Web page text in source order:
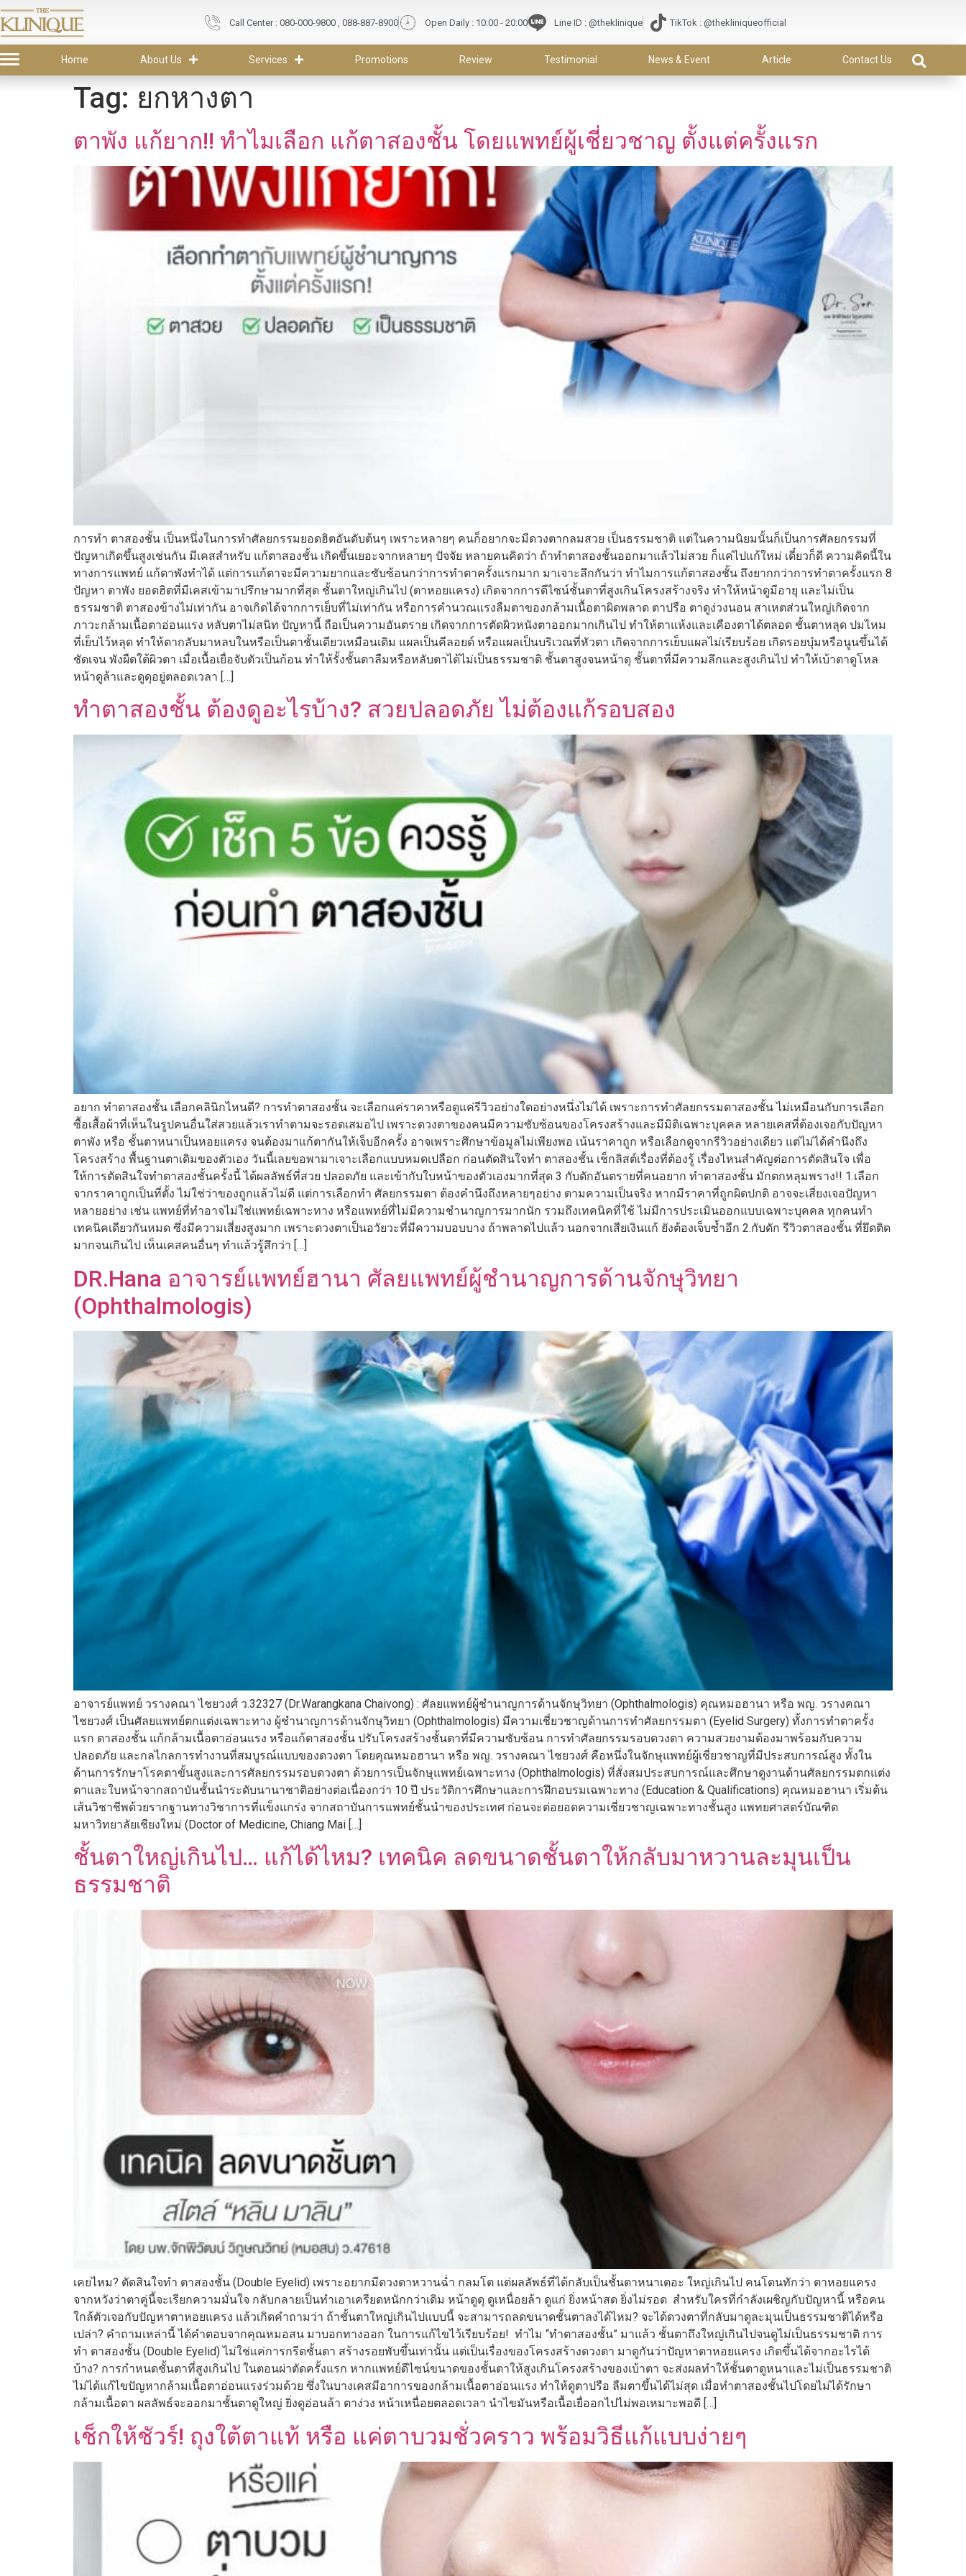
Call Center : 080-000-9800 , 088-887-8900 Open Daily : 10:00 - 20:00 Line ID : @theklinique TikTok : @thekliniqueofficial
Home About Us Services Promotions Review Testimonial News & Event Article Contact Us
Tag: ยกหางตา
ตาพัง แก้ยาก!! ทำไมเลือก แก้ตาสองชั้น โดยแพทย์ผู้เชี่ยวชาญ ตั้งแต่ครั้งแรก
การทำ ตาสองชั้น เป็นหนึ่งในการทำศัลยกรรมยอดฮิตอันดับต้นๆ เพราะหลายๆ คนก็อยากจะมีดวงตากลมสวย เป็นธรรมชาติ แต่ในความนิยมนั้นก็เป็นการศัลยกรรมที่
ปัญหาเกิดขึ้นสูงเช่นกัน มีเคสสำหรับ แก้ตาสองชั้น เกิดขึ้นเยอะจากหลายๆ ปัจจัย หลายคนคิดว่า ถ้าทำตาสองชั้นออกมาแล้วไม่สวย ก็แค่ไปแก้ใหม่ เดี๋ยวก็ดี ความคิดนี้ใน
ทางการแพทย์ แก้ตาพังทำได้ แต่การแก้ตาจะมีความยากและซับซ้อนกว่าการทำตาครั้งแรกมาก มาเจาะลึกกันว่า ทำไมการแก้ตาสองชั้น ถึงยากกว่าการทำตาครั้งแรก 8
ปัญหา ตาพัง ยอดฮิตที่มีเคสเข้ามาปรึกษามากที่สุด ชั้นตาใหญ่เกินไป (ตาหอยแครง) เกิดจากการดีไซน์ชั้นตาที่สูงเกินโครงสร้างจริง ทำให้หน้าดูมีอายุ และไม่เป็น
ธรรมชาติ ตาสองข้างไม่เท่ากัน อาจเกิดได้จากการเย็บที่ไม่เท่ากัน หรือการคำนวณแรงลืมตาของกล้ามเนื้อตาผิดพลาด ตาปรือ ตาดูง่วงนอน สาเหตส่วนใหญ่เกิดจาก
ภาวะกล้ามเนื้อตาอ่อนแรง หลับตาไม่สนิท ปัญหานี้ ถือเป็นความอันตราย เกิดจากการตัดผิวหนังตาออกมากเกินไป ทำให้ตาแห้งและเคืองตาได้ตลอด ชั้นตาหลุด ปมไหม
ที่เย็บไว้หลุด ทำให้ตากลับมาหลบในหรือเป็นตาชั้นเดียวเหมือนเดิม แผลเป็นคีลอยด์ หรือแผลเป็นบริเวณที่หัวตา เกิดจากการเย็บแผลไม่เรียบร้อย เกิดรอยบุ๋มหรือนูนขึ้นได้
ชัดเจน พังผืดใต้ผิวตา เมื่อเนื้อเยื่อจับตัวเป็นก้อน ทำให้รั้งชั้นตาลืมหรือหลับตาได้ไม่เป็นธรรมชาติ ชั้นตาสูงจนหน้าดุ ชั้นตาที่มีความลึกและสูงเกินไป ทำให้เบ้าตาดูโหล
หน้าดูล้าและดูดุอยู่ตลอดเวลา […]
ทำตาสองชั้น ต้องดูอะไรบ้าง? สวยปลอดภัย ไม่ต้องแก้รอบสอง
อยาก ทำตาสองชั้น เลือกคลินิกไหนดี? การทำตาสองชั้น จะเลือกแค่ราคาหรือดูแค่รีวิวอย่างใดอย่างหนึ่งไม่ได้ เพราะการทำศัลยกรรมตาสองชั้น ไม่เหมือนกับการเลือก
ซื้อเสื้อผ้าที่เห็นในรูปคนอื่นใส่สวยแล้วเราทำตามจะรอดเสมอไป เพราะดวงตาของคนมีความซับซ้อนของโครงสร้างและมีมิติเฉพาะบุคคล หลายเคสที่ต้องเจอกับปัญหา
ตาพัง หรือ ชั้นตาหนาเป็นหอยแครง จนต้องมาแก้ตากันให้เจ็บอีกครั้ง อาจเพราะศึกษาข้อมูลไม่เพียงพอ เน้นราคาถูก หรือเลือกดูจากรีวิวอย่างเดียว แต่ไม่ได้คำนึงถึง
โครงสร้าง พื้นฐานตาเดิมของตัวเอง วันนี้เลยขอพามาเจาะเลือกแบบหมดเปลือก ก่อนตัดสินใจทำ ตาสองชั้น เช็กลิสต์เรื่องที่ต้องรู้ เรื่องไหนสำคัญต่อการตัดสินใจ เพื่อ
ให้การตัดสินใจทำตาสองชั้นครั้งนี้ ได้ผลลัพธ์ที่สวย ปลอดภัย และเข้ากับใบหน้าของตัวเองมากที่สุด 3 กับดักอันตรายที่คนอยาก ทำตาสองชั้น มักตกหลุมพราง!! 1.เลือก
จากราคาถูกเป็นที่ตั้ง ไม่ใช่ว่าของถูกแล้วไม่ดี แต่การเลือกทำ ศัลยกรรมตา ต้องคำนึงถึงหลายๆอย่าง ตามความเป็นจริง หากมีราคาที่ถูกผิดปกติ อาจจะเสี่ยงเจอปัญหา
หลายอย่าง เช่น แพทย์ที่ทำอาจไม่ใช่แพทย์เฉพาะทาง หรือแพทย์ที่ไม่มีความชำนาญการมากนัก รวมถึงเทคนิคที่ใช้ ไม่มีการประเมินออกแบบเฉพาะบุคคล ทุกคนทำ
เทคนิคเดียวกันหมด ซึ่งมีความเสี่ยงสูงมาก เพราะดวงตาเป็นอวัยวะที่มีความบอบบาง ถ้าพลาดไปแล้ว นอกจากเสียเงินแก้ ยังต้องเจ็บซ้ำอีก 2.กับดัก รีวิวตาสองชั้น ที่ยึดติด
มากจนเกินไป เห็นเคสคนอื่นๆ ทำแล้วรู้สึกว่า […]
DR.Hana อาจารย์แพทย์ฮานา ศัลยแพทย์ผู้ชำนาญการด้านจักษุวิทยา
(Ophthalmologis)
อาจารย์แพทย์ วรางคณา ไชยวงศ์ ว.32327 (Dr.Warangkana Chaivong) : ศัลยแพทย์ผู้ชำนาญการด้านจักษุวิทยา (Ophthalmologis) คุณหมอฮานา หรือ พญ. วรางคณา
ไชยวงศ์ เป็นศัลยแพทย์ตกแต่งเฉพาะทาง ผู้ชำนาญการด้านจักษุวิทยา (Ophthalmologis) มีความเชี่ยวชาญด้านการทำศัลยกรรมตา (Eyelid Surgery) ทั้งการทำตาครั้ง
แรก ตาสองชั้น แก้กล้ามเนื้อตาอ่อนแรง หรือแก้ตาสองชั้น ปรับโครงสร้างชั้นตาที่มีความซับซ้อน การทำศัลยกรรมรอบดวงตา ความสวยงามต้องมาพร้อมกับความ
ปลอดภัย และกลไกลการทำงานที่สมบูรณ์แบบของดวงตา โดยคุณหมอฮานา หรือ พญ. วรางคณา ไชยวงศ์ คือหนึ่งในจักษุแพทย์ผู้เชี่ยวชาญที่มีประสบการณ์สูง ทั้งใน
ด้านการรักษาโรคตาขั้นสูงและการศัลยกรรมรอบดวงตา ด้วยการเป็นจักษุแพทย์เฉพาะทาง (Ophthalmologis) ที่สั่งสมประสบการณ์และศึกษาดูงานด้านศัลยกรรมตกแต่ง
ตาและใบหน้าจากสถาบันชั้นนำระดับนานาชาติอย่างต่อเนื่องกว่า 10 ปี ประวัติการศึกษาและการฝึกอบรมเฉพาะทาง (Education & Qualifications) คุณหมอฮานา เริ่มต้น
เส้นวิชาชีพด้วยรากฐานทางวิชาการที่แข็งแกร่ง จากสถาบันการแพทย์ชั้นนำของประเทศ ก่อนจะต่อยอดความเชี่ยวชาญเฉพาะทางชั้นสูง แพทยศาสตร์บัณฑิต
มหาวิทยาลัยเชียงใหม่ (Doctor of Medicine, Chiang Mai […]
ชั้นตาใหญ่เกินไป… แก้ได้ไหม? เทคนิค ลดขนาดชั้นตาให้กลับมาหวานละมุนเป็น
ธรรมชาติ
เคยไหม? ตัดสินใจทำ ตาสองชั้น (Double Eyelid) เพราะอยากมีดวงตาหวานฉ่ำ กลมโต แต่ผลลัพธ์ที่ได้กลับเป็นชั้นตาหนาเตอะ ใหญ่เกินไป คนโดนทักว่า ตาหอยแครง
จากหวังว่าตาคู่นี้จะเรียกความมั่นใจ กลับกลายเป็นทำเอาเครียดหนักกว่าเดิม หน้าดูดุ ดูเหนื่อยล้า ดูแก่ ยิ่งหน้าสด ยิ่งไม่รอด สำหรับใครที่กำลังเผชิญกับปัญหานี้ หรือคน
ใกล้ตัวเจอกับปัญหาตาหอยแครง แล้วเกิดคำถามว่า ถ้าชั้นตาใหญ่เกินไปแบบนี้ จะสามารถลดขนาดชั้นตาลงได้ไหม? จะได้ดวงตาที่กลับมาดูละมุนเป็นธรรมชาติได้หรือ
เปล่า? คำถามเหล่านี้ ได้คำตอบจากคุณหมอสน มาบอกทางออก ในการแก้ไขไว้เรียบร้อย! ทำไม “ทำตาสองชั้น” มาแล้ว ชั้นตาถึงใหญ่เกินไปจนดูไม่เป็นธรรมชาติ การ
ทำ ตาสองชั้น (Double Eyelid) ไม่ใช่แค่การกรีดชั้นตา สร้างรอยพับขึ้นเท่านั้น แต่เป็นเรื่องของโครงสร้างดวงตา มาดูกันว่าปัญหาตาหอยแครง เกิดขึ้นได้จากอะไรได้
บ้าง? การกำหนดชั้นตาที่สูงเกินไป ในตอนผ่าตัดครั้งแรก หากแพทย์ดีไซน์ขนาดของชั้นตาให้สูงเกินโครงสร้างของเบ้าตา จะส่งผลทำให้ชั้นตาดูหนาและไม่เป็นธรรมชาติ
ไม่ได้แก้ไขปัญหากล้ามเนื้อตาอ่อนแรงร่วมด้วย ซึ่งในบางเคสมีอาการของกล้ามเนื้อตาอ่อนแรง ทำให้ดูตาปรือ ลืมตาขึ้นได้ไม่สุด เมื่อทำตาสองชั้นไปโดยไม่ได้รักษา
กล้ามเนื้อตา ผลลัพธ์จะออกมาชั้นตาดูใหญ่ ยิ่งดูอ่อนล้า ตาง่วง หน้าเหนื่อยตลอดเวลา นำไขมันหรือเนื้อเยื่ออกไปไม่พอเหมาะพอดี […]
เช็กให้ชัวร์! ถุงใต้ตาแท้ หรือ แค่ตาบวมชั่วคราว พร้อมวิธีแก้แบบง่ายๆ